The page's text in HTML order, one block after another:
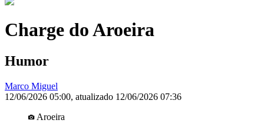
Charge do Aroeira
Humor
Marco Miguel
12/06/2026 05:00, atualizado 12/06/2026 07:36
Aroeira